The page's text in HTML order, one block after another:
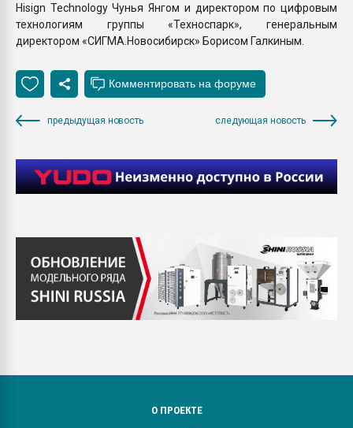
Hisign Technology Чунья Янгом и директором по цифровым
технологиям группы «Техноспарк», генеральным
директором «СИГМА.Новосибирск» Борисом Галкиным.
предыдущая новость следующая новость
О ПРОЕКТЕ